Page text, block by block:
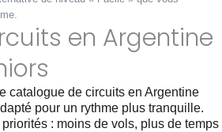
en Argentine
catalogue de circuits en Argentine
pour un rythme plus tranquille.
: moins de vols, plus de temps